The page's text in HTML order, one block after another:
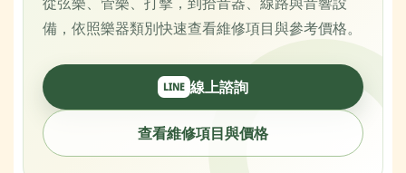
備，依照樂器類別快速查看維修項目與參考價格。
LINE 線上諮詢
查看維修項目與價格